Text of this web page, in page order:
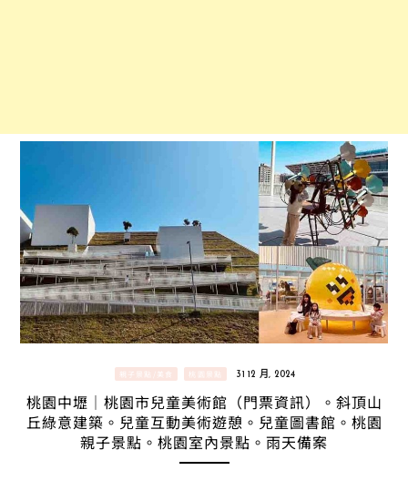
親子景點/美食 桃園景點 31 12 月, 2024
桃園中壢｜桃園市兒童美術館（門票資訊）。斜頂山
丘綠意建築。兒童互動美術遊憩。兒童圖書館。桃園
親子景點。桃園室內景點。雨天備案